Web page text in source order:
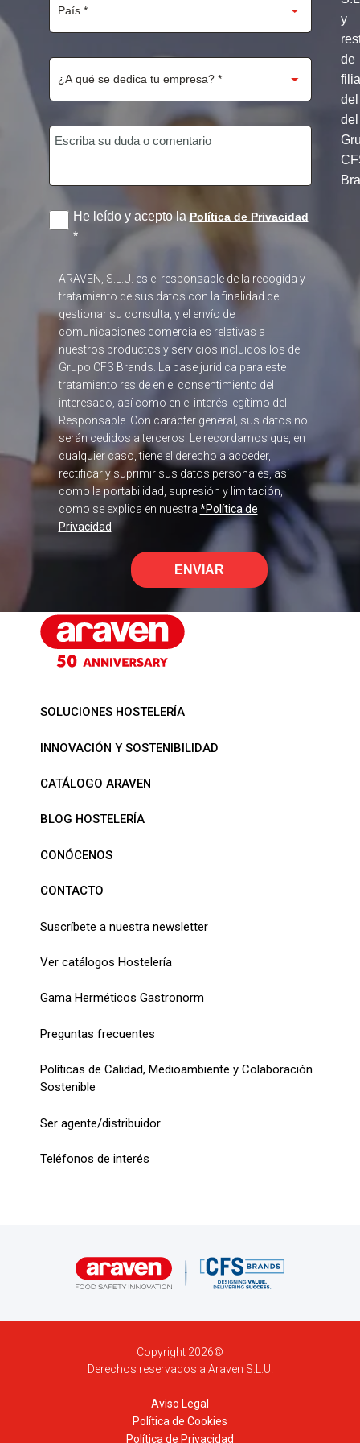
y
de
del
del
He leído y acepto laPolítica de Privacidad
*
ARAVEN, S.L.U. es el responsable de la recogida y
tratamiento de sus datos con la finalidad de
gestionar su consulta, y el envío de
comunicaciones comerciales relativas a
nuestros productos y servicios incluidos los del
Grupo CFS Brands. La base jurídica para este
tratamiento reside en el consentimiento del
interesado, así como en el interés legítimo del
Responsable. Con carácter general, sus datos no
serán cedidos a terceros. Le recordamos que, en
cualquier caso, tiene el derecho a acceder,
rectificar y suprimir sus datos personales, así
como la portabilidad, supresión y limitación,
como se explica en nuestra *Política de
Privacidad
ENVIAR
SOLUCIONES HOSTELERÍA
INNOVACIÓN Y SOSTENIBILIDAD
CATÁLOGO ARAVEN
BLOG HOSTELERÍA
CONÓCENOS
CONTACTO
Suscríbete a nuestra newsletter
Ver catálogos Hostelería
Gama Herméticos Gastronorm
Preguntas frecuentes
Políticas de Calidad, Medioambiente y Colaboración
Sostenible
Ser agente/distribuidor
Teléfonos de interés
Copyright 2026©
Derechos reservados a Araven S.L.U.
Aviso Legal
Política de Cookies
Política de Privacidad